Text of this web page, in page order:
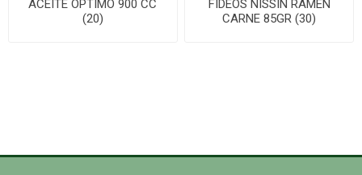
ACEITE OPTIMO 900 CC
(20)
FIDEOS NISSIN RAMEN
CARNE 85GR (30)